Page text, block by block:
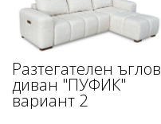
Разтегателен ъглов
диван "ПУФИК"
вариант 2